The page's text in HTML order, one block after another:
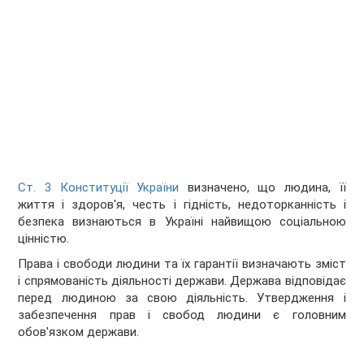
Ст. 3 Конституції України визначено, що людина, її
життя і здоров'я, честь і гідність, недоторканність і
безпека визнаються в Україні найвищою соціальною
цінністю.
Права і свободи людини та їх гарантії визначають зміст
і спрямованість діяльності держави. Держава відповідає
перед людиною за свою діяльність. Утвердження і
забезпечення прав і свобод людини є головним
обов'язком держави.